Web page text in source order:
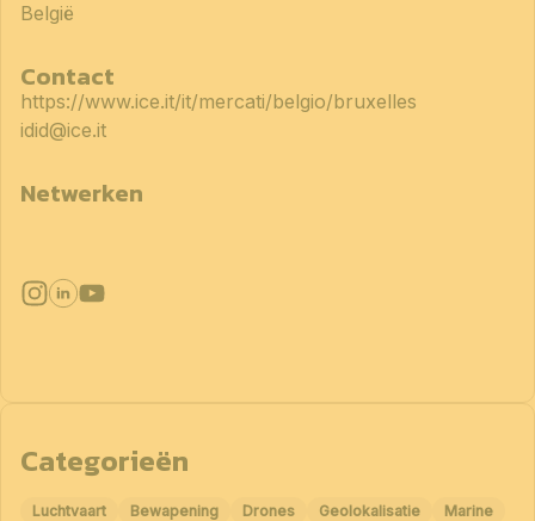
België
Contact
https://www.ice.it/it/mercati/belgio/bruxelles
idid@ice.it
Netwerken
Categorieën
Luchtvaart Bewapening Drones Geolokalisatie Marine